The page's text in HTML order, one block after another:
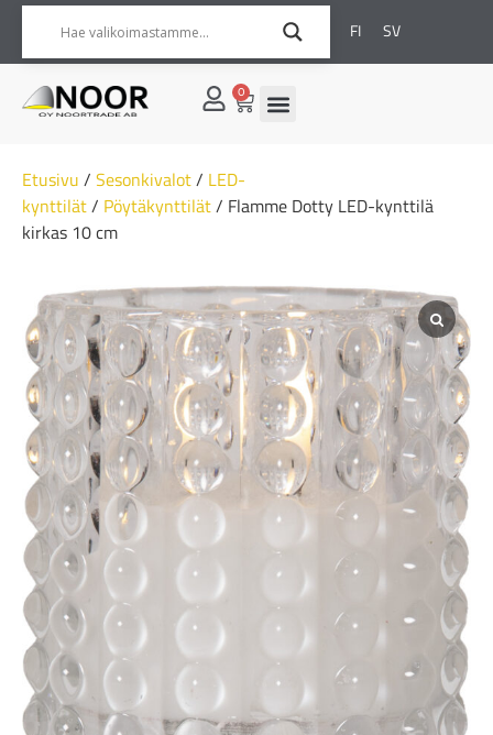
FI SV
0
Etusivu / Sesonkivalot/ LED-
kynttilät/ Pöytäkynttilät/ Flamme Dotty LED-kynttilä
kirkas 10 cm